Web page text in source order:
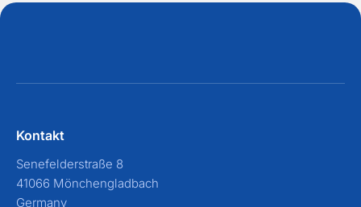
Kontakt
Senefelderstraße 8
41066 Mönchengladbach
Germany